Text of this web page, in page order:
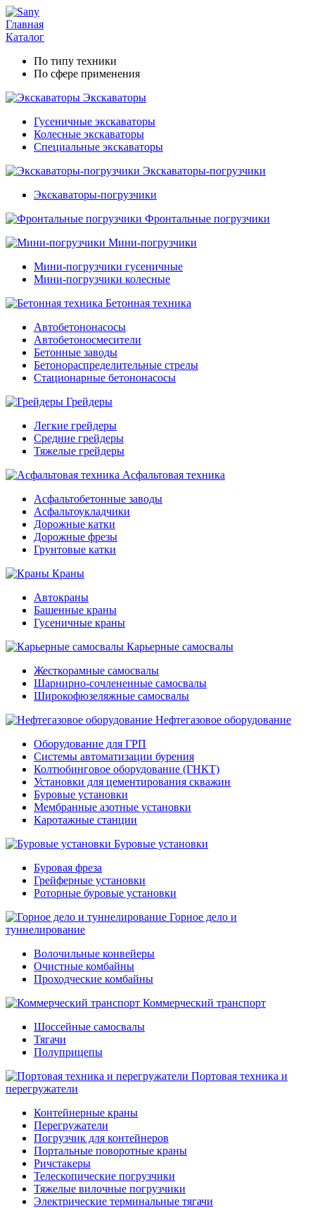
Главная
Каталог
По типу техники
По сфере применения
Экскаваторы
Гусеничные экскаваторы
Колесные экскаваторы
Специальные экскаваторы
Экскаваторы-погрузчики
Экскаваторы-погрузчики
Фронтальные погрузчики
Мини-погрузчики
Мини-погрузчики гусеничные
Мини-погрузчики колесные
Бетонная техника
Автобетононасосы
Автобетоносмесители
Бетонные заводы
Бетонораспределительные стрелы
Стационарные бетононасосы
Грейдеры
Легкие грейдеры
Средние грейдеры
Тяжелые грейдеры
Асфальтовая техника
Асфальтобетонные заводы
Асфальтоукладчики
Дорожные катки
Дорожные фрезы
Грунтовые катки
Краны
Автокраны
Башенные краны
Гусеничные краны
Карьерные самосвалы
Жесткорамные самосвалы
Шарнирно-сочлененные самосвалы
Широкофюзеляжные самосвалы
Нефтегазовое оборудование
Оборудование для ГРП
Системы автоматизации бурения
Колтюбинговое оборудование (ГНКТ)
Установки для цементирования скважин
Буровые установки
Мембранные азотные установки
Каротажные станции
Буровые установки
Буровая фреза
Грейферные установки
Роторные буровые установки
Горное дело и
туннелирование
Волочильные конвейеры
Очистные комбайны
Проходческие комбайны
Коммерческий транспорт
Шоссейные самосвалы
Тягачи
Полуприцепы
Портовая техника и
перегружатели
Контейнерные краны
Перегружатели
Погрузчик для контейнеров
Портальные поворотные краны
Ричстакеры
Телескопические погрузчики
Тяжелые вилочные погрузчики
Электрические терминальные тягачи